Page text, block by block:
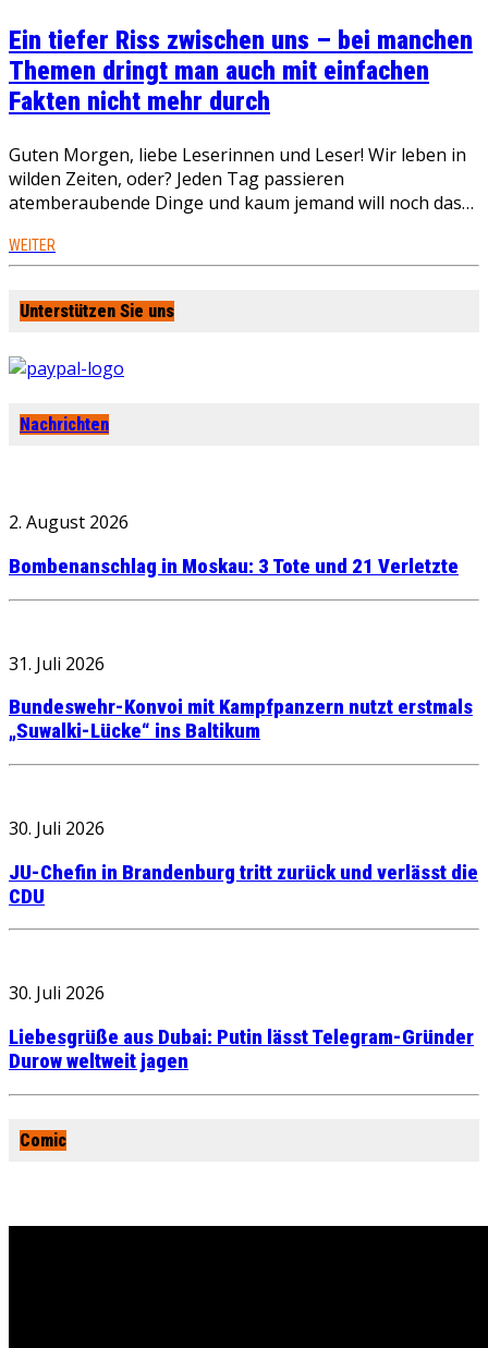
Ein tiefer Riss zwischen uns – bei manchen
Themen dringt man auch mit einfachen
Fakten nicht mehr durch
Guten Morgen, liebe Leserinnen und Leser! Wir leben in
wilden Zeiten, oder? Jeden Tag passieren
atemberaubende Dinge und kaum jemand will noch das…
WEITER
Unterstützen Sie uns
Nachrichten
2. August 2026
Bombenanschlag in Moskau: 3 Tote und 21 Verletzte
31. Juli 2026
Bundeswehr-Konvoi mit Kampfpanzern nutzt erstmals
„Suwalki-Lücke“ ins Baltikum
30. Juli 2026
JU-Chefin in Brandenburg tritt zurück und verlässt die
CDU
30. Juli 2026
Liebesgrüße aus Dubai: Putin lässt Telegram-Gründer
Durow weltweit jagen
Comic